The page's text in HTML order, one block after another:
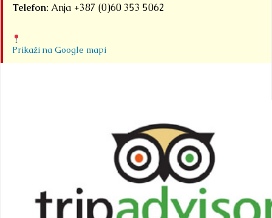
Telefon: Anja +387 (0)60 353 5062
Prikaži na Google mapi